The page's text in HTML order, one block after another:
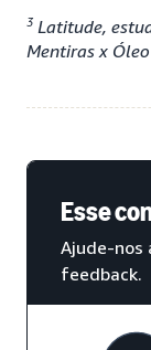
3 Latitude,
Mentiras x
Esse
Ajude-nos
feedback.